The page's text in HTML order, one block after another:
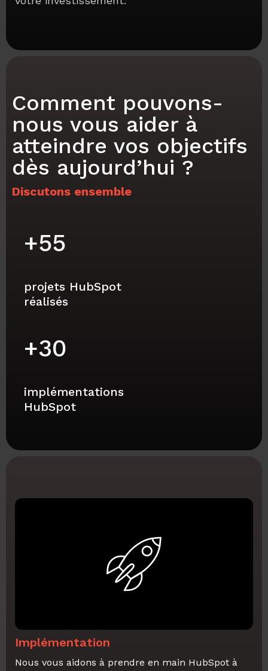
Comment pouvons-
nous vous aider à
atteindre vos objectifs
dès aujourd’hui ?
Discutons ensemble
+55
projets HubSpot
réalisés
+30
implémentations
HubSpot
Implémentation
Nous vous aidons à prendre en main HubSpot à